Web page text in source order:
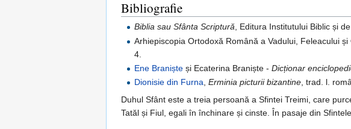
Bibliografie
Biblia sau Sfânta Scriptură , Editura Institutului Biblic și
Arhiepiscopia Ortodoxă Română a Vadului, Feleacului
4.
Ene Braniște și Ecaterina Braniște -Dicționar
Dionisie din Furna,Erminia picturii bizantine, trad. l.
Duhul Sfânt este a treia persoană a Sfintei Treimi, care
Tatăl și Fiul, egali în închinare și cinste. În pasaje din